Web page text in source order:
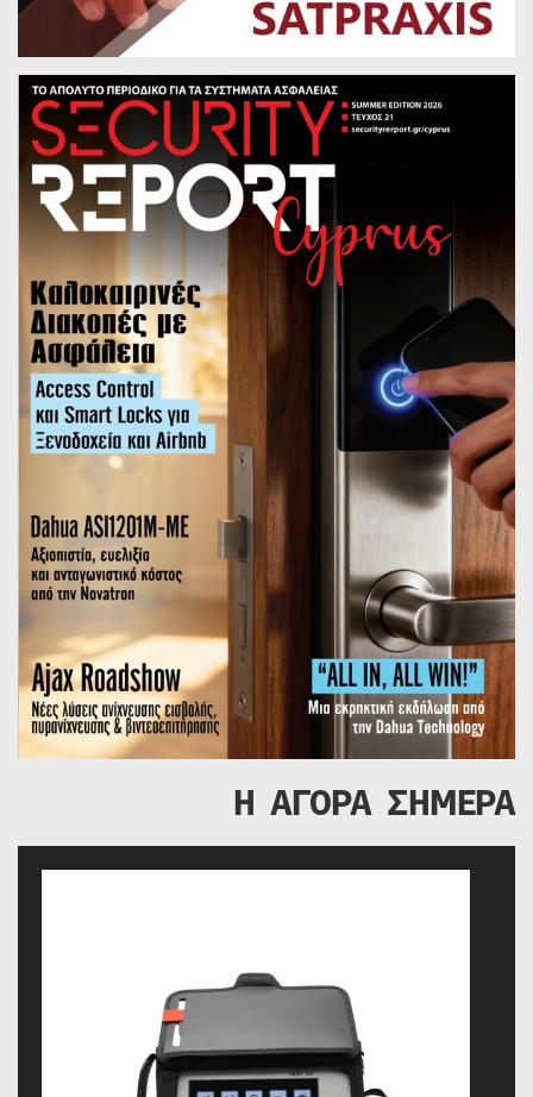
Η ΑΓΟΡΑ ΣΗΜΕΡΑ